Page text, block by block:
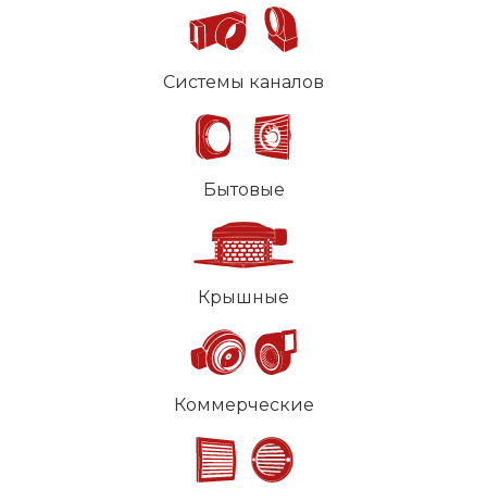
Системы каналов
Бытовые
Крышные
Коммерческие